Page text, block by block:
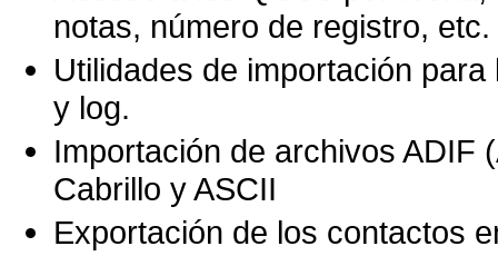
notas, número de registro, etc.
Utilidades de importación
y log.
Importación de archivos ADIF
Cabrillo y ASCII
Exportación de los contactos